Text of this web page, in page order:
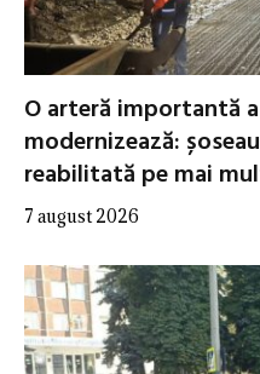
O arteră importantă
modernizează:
reabilitată pe mai
7 august 2026